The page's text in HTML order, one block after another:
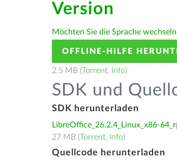
Version
Möchten Sie die Sprache
OFFLINE-HILFE
2.5 MB (Torrent, Info)
SDK und
SDK herunterladen
LibreOffice_26.2.4_Linux_x86-
27 MB (Torrent, Info)
Quellcode herunterladen